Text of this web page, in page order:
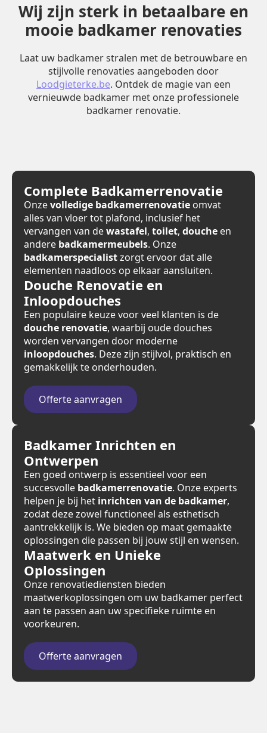
Wij zijn sterk in betaalbare en
mooie badkamer renovaties
Laat uw badkamer stralen met de betrouwbare en
stijlvolle renovaties aangeboden door
Loodgieterke.be. Ontdek de magie van een
vernieuwde badkamer met onze professionele
badkamer renovatie.
Complete Badkamerrenovatie
Onzevolledige badkamerrenovatie omvat
alles van vloer tot plafond, inclusief het
vervangen van dewastafel, toilet, douche en
andere badkamermeubels. Onze
badkamerspecialistzorgt ervoor dat alle
elementen naadloos op elkaar aansluiten.
Douche Renovatie en
Inloopdouches
Een populaire keuze voor veel klanten is de
douche renovatie, waarbij oude douches
worden vervangen door moderne
inloopdouches. Deze zijn stijlvol, praktisch en
gemakkelijk te onderhouden.
Offerte aanvragen
Badkamer Inrichten en
Ontwerpen
Een goed ontwerp is essentieel voor een
succesvolle badkamerrenovatie. Onze experts
helpen je bij het inrichten van de badkamer,
zodat deze zowel functioneel als esthetisch
aantrekkelijk is. We bieden op maat gemaakte
oplossingen die passen bij jouw stijl en wensen.
Maatwerk en Unieke
Oplossingen
Onze renovatiediensten bieden
maatwerkoplossingen om uw badkamer perfect
aan te passen aan uw specifieke ruimte en
voorkeuren.
Offerte aanvragen